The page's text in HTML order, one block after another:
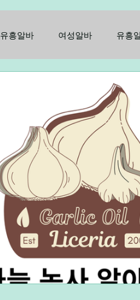
유흥알바 여성알바 유흥
장기알바 주말알바
알바플랫폼 제주알바